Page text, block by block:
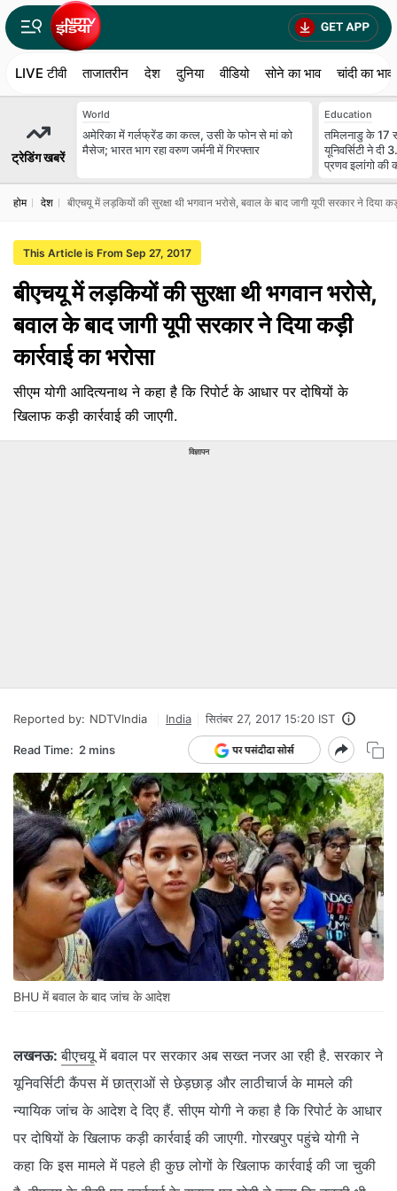
LIVE टीवी ताजातरीन देश दुनिया वीडियो सोने का भाव चांदी का भाव
ट्रेडिंग खबरें
World
अमेरिका में गर्लफ्रेंड का कत्ल, उसी के फोन से मां को
मैसेज; भारत भाग रहा वरुण जर्मनी में गिरफ्तार
Education
तमिलनाडु के 17
यूनिवर्सिटी ने
प्रणव इलांगो की
होम देश बीएचयू में लड़कियों की सुरक्षा थी भगवान भरोसे, बवाल के बाद जागी यूपी सरकार ने दिया
This Article is From Sep 27, 2017
बीएचयू में लड़कियों की सुरक्षा थी भगवान भरोसे,
बवाल के बाद जागी यूपी सरकार ने दिया कड़ी
कार्रवाई का भरोसा
सीएम योगी आदित्यनाथ ने कहा है कि रिपोर्ट के आधार पर दोषियों के
खिलाफ कड़ी कार्रवाई की जाएगी.
विज्ञापन
Reported by: NDTVIndia India सितंबर 27, 2017 15:20 IST
Read Time: 2 mins
BHU में बवाल के बाद जांच के आदेश
लखनऊ: बीएचयूमें बवाल पर सरकार अब सख्त नजर आ रही है. सरकार ने
यूनिवर्सिटी कैंपस में छात्राओं से छेड़छाड़ और लाठीचार्ज के मामले की
न्यायिक जांच के आदेश दे दिए हैं. सीएम योगी ने कहा है कि रिपोर्ट के आधार
पर दोषियों के खिलाफ कड़ी कार्रवाई की जाएगी. गोरखपुर पहुंचे योगी ने
कहा कि इस मामले में पहले ही कुछ लोगों के खिलाफ कार्रवाई की जा चुकी